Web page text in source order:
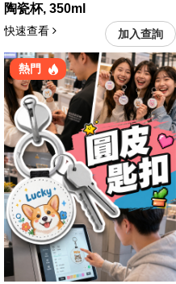
陶瓷杯, 350ml
加入查詢
快速查看
熱門